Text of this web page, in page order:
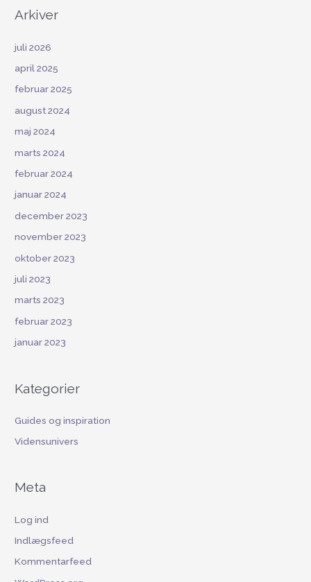
Arkiver
juli 2026
april 2025
februar 2025
august 2024
maj 2024
marts 2024
februar 2024
januar 2024
december 2023
november 2023
oktober 2023
juli 2023
marts 2023
februar 2023
januar 2023
Kategorier
Guides og inspiration
Vidensunivers
Meta
Log ind
Indlægsfeed
Kommentarfeed